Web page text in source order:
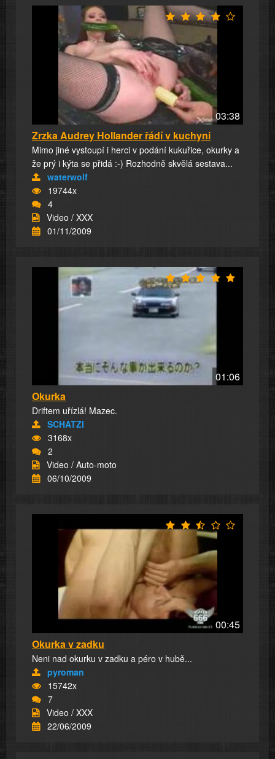
03:38
Zrzka Audrey Hollander řádí v kuchyni
Mimo jiné vystoupí i herci v podání kukuřice, okurky a
že prý i kýta se přidá :-) Rozhodně skvělá sestava...
waterwolf
19744x
4
Video / XXX
01/11/2009
01:06
Okurka
Driftem uřízlá! Mazec.
SCHATZI
3168x
2
Video / Auto-moto
06/10/2009
00:45
Okurka v zadku
Neni nad okurku v zadku a péro v hubě...
pyroman
15742x
7
Video / XXX
22/06/2009